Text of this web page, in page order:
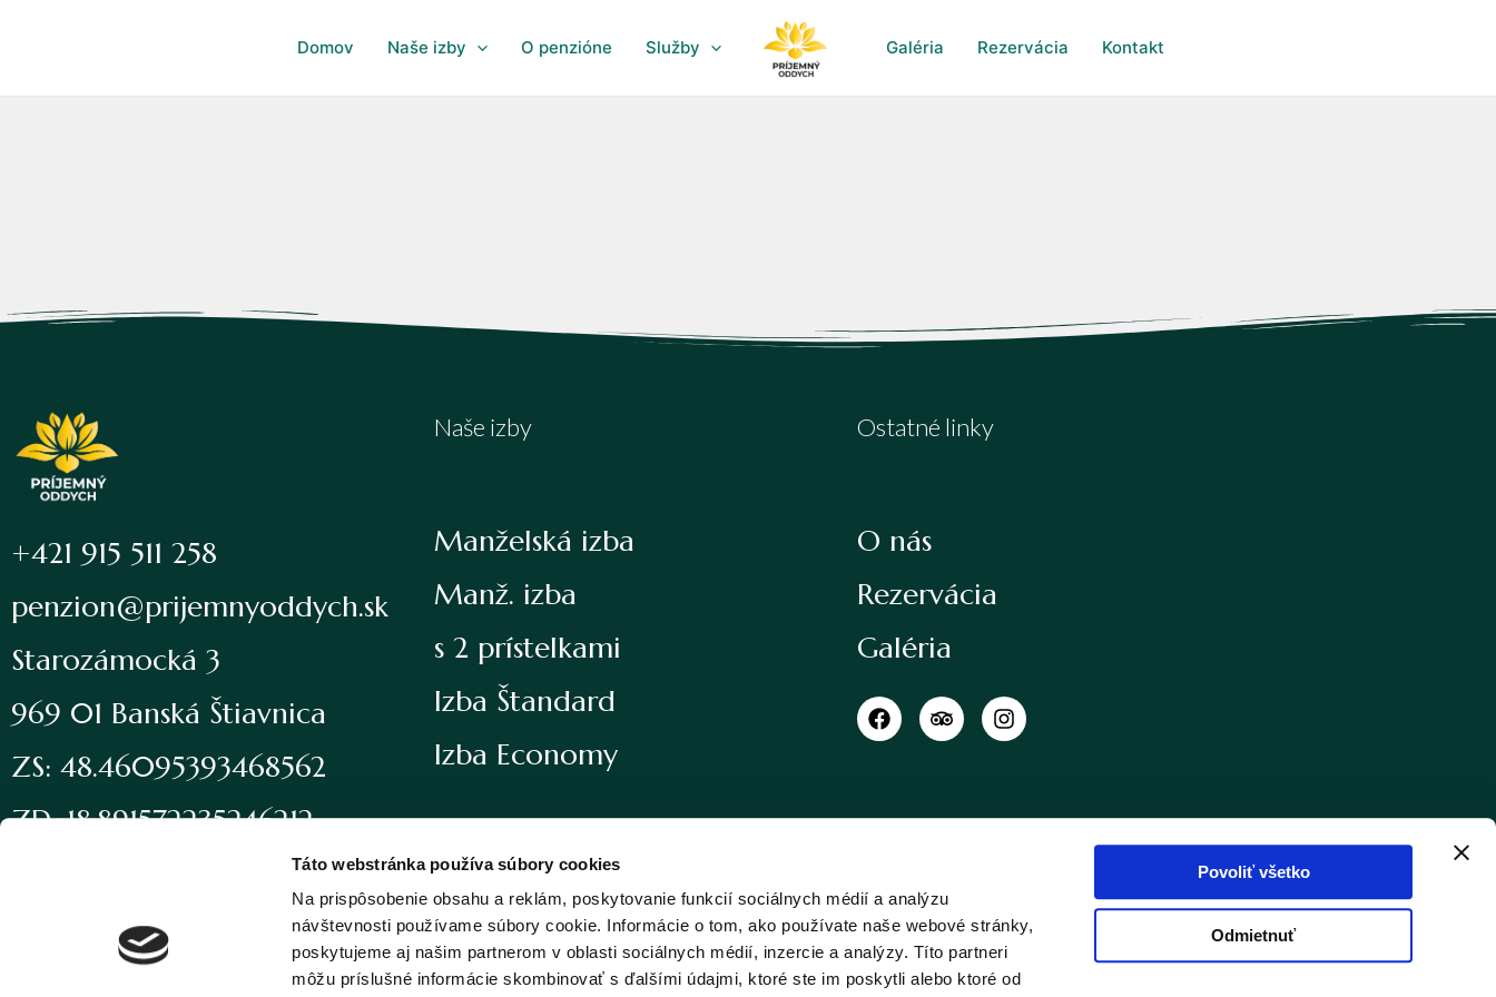
Táto webstránka používa súbory cookies
Na prispôsobenie obsahu a reklám, poskytovanie funkcií sociálnych médií a analýzu
návštevnosti používame súbory cookie. Informácie o tom, ako používate naše webové stránky,
poskytujeme aj našim partnerom v oblasti sociálnych médií, inzercie a analýzy. Títo partneri
môžu príslušné informácie skombinovať s ďalšími údajmi, ktoré ste im poskytli alebo ktoré od
Povoliť všetko
Odmietnuť
Domov Naše izby O penzióne Služby Galéria Rezervácia Kontakt
+421 915 511 258
penzion@prijemnyoddych.sk
Starozámocká 3
969 01 Banská Štiavnica
ZS: 48.46095393468562
ZD: 18.891572235246212
Naše izby
Manželská izba
Manž. izba
s 2 prístelkami
Izba Štandard
Izba Economy
Ostatné linky
O nás
Rezervácia
Galéria